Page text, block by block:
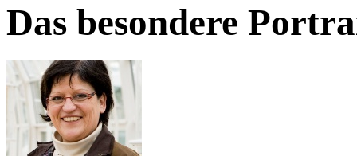
Das besondere